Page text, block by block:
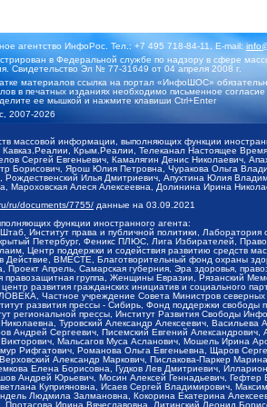
агентство ИнфоРос. Тел.: +7 495 718-84-11, E-mail:
в Федеральной службе по надзору в сфере
Свидетельство Эл № 77-31649 от 04 апреля 2008 г.
материалов ссылка на портал «ИнфоШОС»
в печатных изданиях необходимо письменное
ее мышкой и нажмите клавиши Ctrl+Enter
2007-2026
массовой информации, выполняющих функции
Крым.Реалии, Телеканал Настоящее
Сергей Евгеньевич, Камалягин Денис Николаевич,
Борисович, Ярош Юлия Петровна, Чуракова Ольга
Илья Дмитриевич, Апухтина Юлия
Мароховская Алеся Алексеевна, Долинина Ирина
ru/documents/7755/ данные на 03.09.2021
функции иностранного агента:
Институт права и публичной политики,
Петербург, Феникс ПЛЮС, Лига Избирателей,
Центр поддержки и содействия развитию средств
ВМЕСТЕ, Благотворительный фонд охраны
Проект Апрель, Самарская губерния, Эра здоровья,
группа, Женщины Евразии, Рязанский
развития гражданских инициатив и социального
Частное учреждение Совета Министров северных
развития прессы - Сибирь, Фонд поддержки
региональной прессы, Институт Развития Свободы
Туровский Александр Алексеевич,
Андрей Сергеевич, Писемский Евгений
Мальсагов Муса Асланович, Мошель Ирина
Рифгатович, Романова Ольга Евгеньевна, Щаров
Александр Маркович, Пислакова-Паркер
Елена Борисовна, Гудков Лев Дмитриевич,
Андрей Юрьевич, Мосин Алексей Геннадьевич,
Куприяновна, Исаев Сергей Владимирович,
Людмила Залмановна, Кокорина Екатерина
Протасова Ирина Вячеславовна, Литинский Леонид